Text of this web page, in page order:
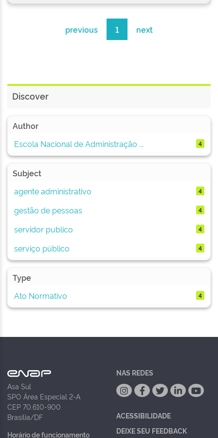
previous 1 next
Discover
Author
Escola Nacional de Administração ...
4
Subject
agente administrativo
4
gestão de pessoas 4
servidor publico 4
serviço público 4
Type
Ato Normativo
4
Asa Sul
SPO Área Especial 2-A
CEP 70.610-900
Brasília/DF
Horário de funcionamento
NAS REDES
ACESSIBILIDADE
DEIXE SEU FEEDBACK